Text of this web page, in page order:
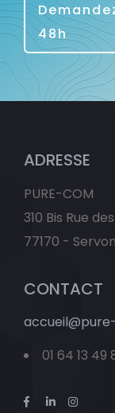
48h
ADRESSE
PURE-COM
310 Bis Rue
77170 - Servon
CONTACT
01 64 13 49